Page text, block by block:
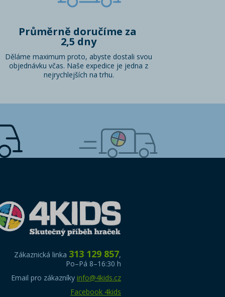
Průměrně doručíme za
2,5 dny
Děláme maximum proto, abyste dostali svou
objednávku včas. Naše expedice je jedna z
nejrychlejších na trhu.
Zákaznická linka 313 129 857,
Po–Pá 8–16:30 h
Email pro zákazníky info@4kids.cz
Facebook 4kids